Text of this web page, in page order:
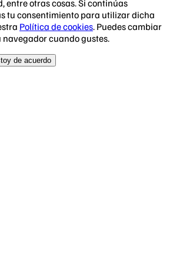
Política de cookies. Puedes cambiar
cuando gustes.
de acuerdo